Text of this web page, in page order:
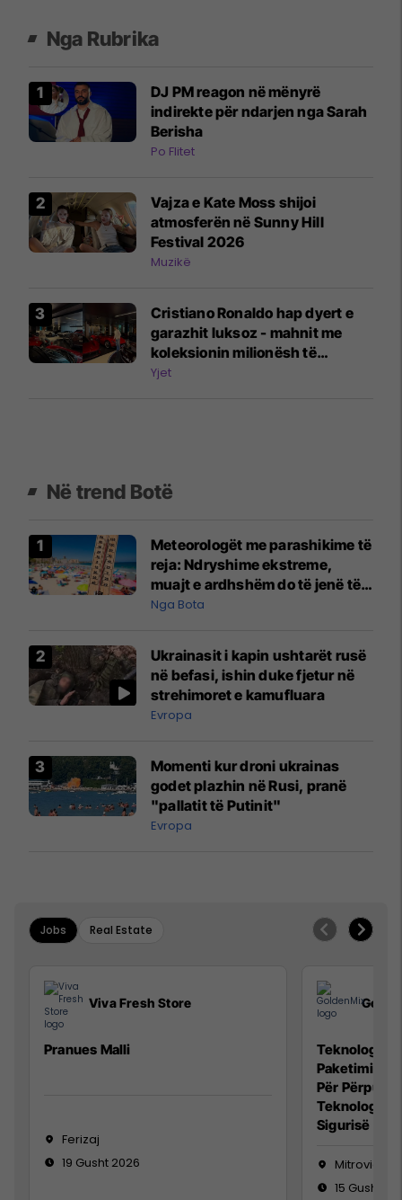
Nga Rubrika
DJ PM reagon në mënyrë
indirekte për ndarjen nga Sarah
Berisha
Po Flitet
Vajza e Kate Moss shijoi
atmosferën në Sunny Hill
Festival 2026
Muzikë
Cristiano Ronaldo hap dyert e
garazhit luksoz - mahnit me
koleksionin milionësh të
veturave
Yjet
Në trend Botë
Meteorologët me parashikime të
reja: Ndryshime ekstreme,
muajt e ardhshëm do të jenë të
pazakontë
Nga Bota
Ukrainasit i kapin ushtarët rusë
në befasi, ishin duke fjetur në
strehimoret e kamufluara
Evropa
Momenti kur droni ukrainas
godet plazhin në Rusi, pranë
"pallatit të Putinit"
Evropa
Jobs Real Estate
Viva Fresh Store
Pranues Malli
Ferizaj
19 Gusht 2026
Teknolog/e
Paketimin e
Për
Teknolog/e
Sigurisë së
Mitrovicë
15 Gusht